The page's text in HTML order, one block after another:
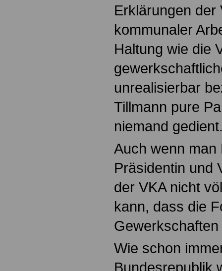
Erklärungen der
kommunaler
Haltung wie die
unrealisierbar
Tillmann pure
niemand
Auch wenn man
Präsidentin und
der VKA nicht
kann, dass die
Wie schon
Bundesrepublik